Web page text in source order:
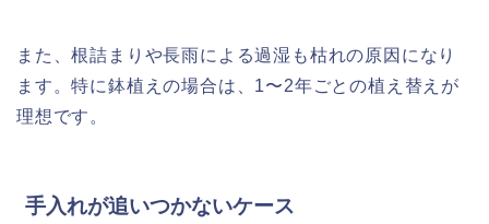
また、根詰まりや長雨による過湿も枯れの原因になり
ます。特に鉢植えの場合は、1〜2年ごとの植え替えが
理想です。
手入れが追いつかないケース